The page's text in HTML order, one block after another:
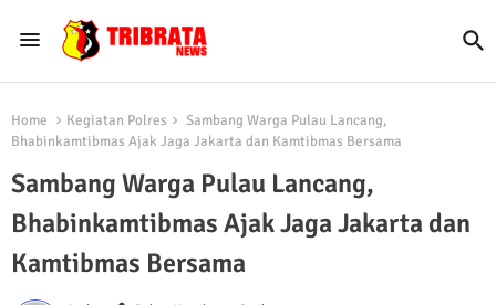
Home Kegiatan Polres
Sambang Warga Pulau Lancang,
Bhabinkamtibmas Ajak Jaga Jakarta dan Kamtibmas Bersama
Sambang Warga Pulau Lancang,
Bhabinkamtibmas Ajak Jaga Jakarta dan
Kamtibmas Bersama